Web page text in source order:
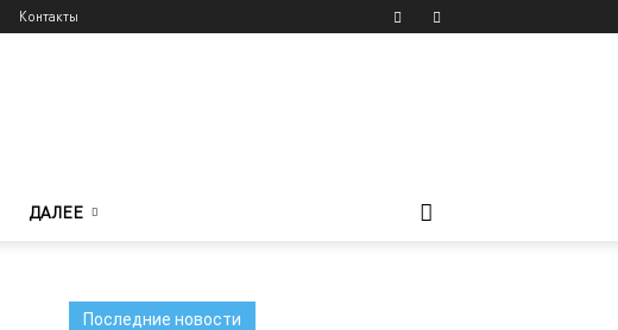
Контакты
ДАЛЕЕ
Последние новости